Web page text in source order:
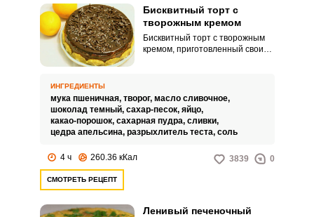
Бисквитный торт с
творожным кремом
Бисквитный торт с творожным
кремом, приготовленный своими
вам предлагается приготовить
этот десерт из шоколадного
бисквита. Творожный крем
тщательно взбивается, чтобы
он приобрел воздушную
ИНГРЕДИЕНТЫ
мука пшеничная, творог, масло сливочное,
шоколад темный, сахар-песок, яйцо,
какао-порошок, сахарная пудра, сливки,
цедра апельсина, разрыхлитель теста, соль
4 ч 260.36 кКал 3839 0
СМОТРЕТЬ РЕЦЕПТ
Ленивый печеночный